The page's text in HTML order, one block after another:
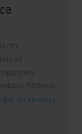
Editorial
las revistas